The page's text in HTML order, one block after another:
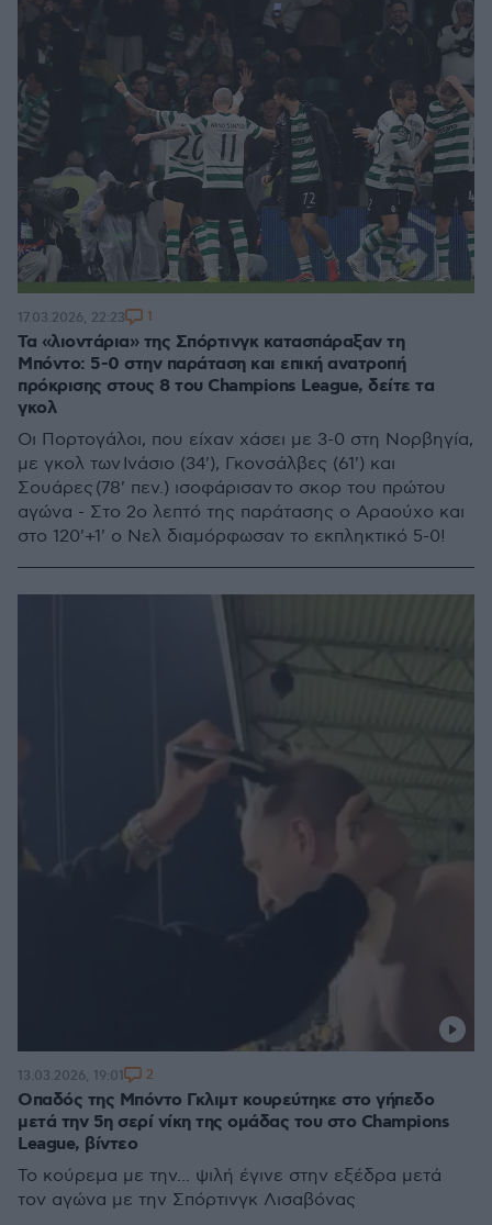
Τα «λιοντάρια» της Σπόρτινγκ κατασπάραξαν τη
Μπόντο: 5-0 στην παράταση και επική ανατροπή
πρόκρισης στους 8 του Champions League, δείτε τα
γκολ
Οι Πορτογάλοι, που είχαν χάσει με 3-0 στη Νορβηγία,
με γκολ των Ινάσιο (34'), Γκονσάλβες (61') και
Σουάρες (78' πεν.) ισοφάρισαν το σκορ του πρώτου
αγώνα - Στο 2ο λεπτό της παράτασης ο Αραούχο και
στο 120'+1' ο Νελ διαμόρφωσαν το εκπληκτικό 5-0!
17.03.2026, 22:23 1
Οπαδός της Μπόντο Γκλιμτ κουρεύτηκε στο γήπεδο
μετά την 5η σερί νίκη της ομάδας του στο Champions
League, βίντεο
Το κούρεμα με την... ψιλή έγινε στην εξέδρα μετά
τον αγώνα με την Σπόρτινγκ Λισαβόνας
13.03.2026, 19:01 2